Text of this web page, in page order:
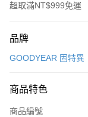
超取滿NT$999免運
信用卡一次付款
LINE Pay
Apple Pay
品牌
GOODYEAR 固特異
商品特色
商品編號